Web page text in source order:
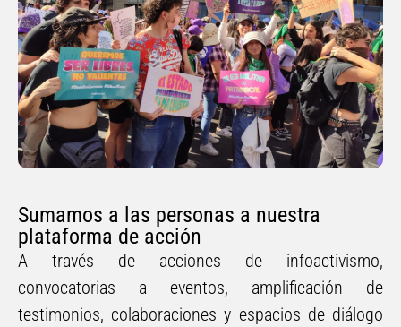
Sumamos a las personas a nuestra
plataforma de acción
A través de acciones de infoactivismo,
convocatorias a eventos, amplificación de
testimonios, colaboraciones y espacios de diálogo